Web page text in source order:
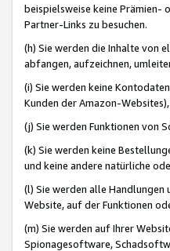
beispielsweise keine Prämien-
Partner-Links zu besuchen.
(h) Sie werden die Inhalte von
abfangen, aufzeichnen,
(i) Sie werden keine
Kunden der Amazon-
(j) Sie werden Funktionen von
(k) Sie werden keine
und keine andere natürliche
(l) Sie werden alle Handlungen
Website, auf der Funktionen
(m) Sie werden auf Ihrer
Spionagesoftware,